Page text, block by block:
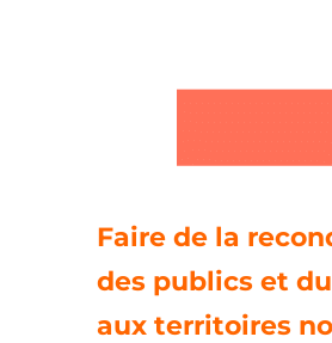
Faire de la
des publics et
aux territoires